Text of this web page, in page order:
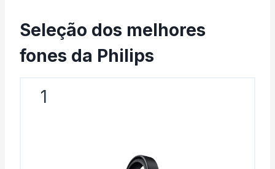
Seleção dos melhores
fones da Philips​
1